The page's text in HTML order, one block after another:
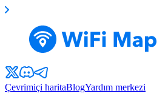
Çevrimiçi haritaBlogYardım merkezi